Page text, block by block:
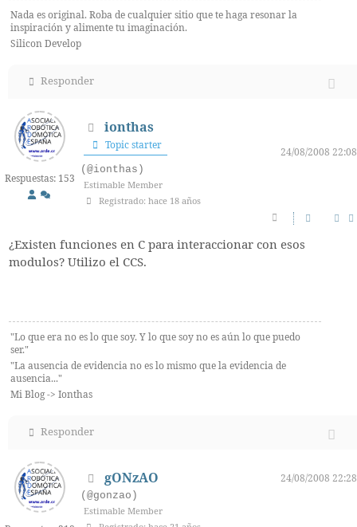
Nada es original. Roba de cualquier sitio que te haga resonar la
inspiración y alimente tu imaginación.
Silicon Develop
Responder
Respuestas: 153
ionthas
Topic starter
24/08/2008 22:08
(@ionthas)
Estimable Member
Registrado: hace 18 años
¿Existen funciones en C para interaccionar con esos
modulos? Utilizo el CCS.
"Lo que era no es lo que soy. Y lo que soy no es aún lo que puedo
ser."
"La ausencia de evidencia no es lo mismo que la evidencia de
ausencia..."
Mi Blog -> Ionthas
Responder
gONzAO
24/08/2008 22:28
(@gonzao)
Estimable Member